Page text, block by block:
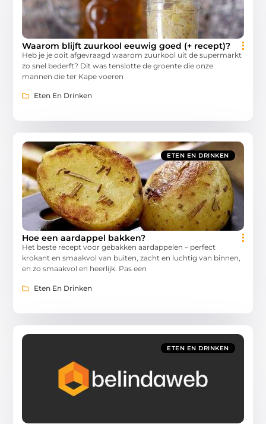
Waarom blijft zuurkool eeuwig goed (+ recept)?
Heb je je ooit afgevraagd waarom zuurkool uit de supermarkt
zo snel bederft? Dit was tenslotte de groente die onze
mannen die ter Kape voeren
Eten En Drinken
ETEN EN DRINKEN
Hoe een aardappel bakken?
Het beste recept voor gebakken aardappelen – perfect
krokant en smaakvol van buiten, zacht en luchtig van binnen,
en zo smaakvol en heerlijk. Pas een
Eten En Drinken
ETEN EN DRINKEN